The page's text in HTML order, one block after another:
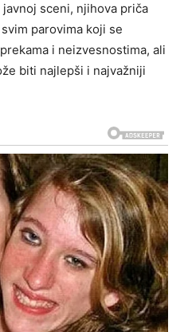
sceni, njihova priča
parovima koji se
i neizvesnostima, ali
biti najlepši i najvažniji